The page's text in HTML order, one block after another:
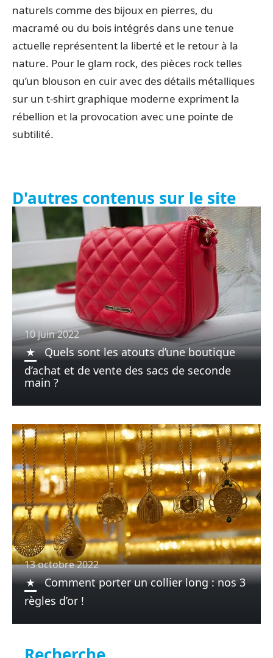
naturels comme des bijoux en pierres, du
macramé ou du bois intégrés dans une tenue
actuelle représentent la liberté et le retour à la
nature. Pour le glam rock, des pièces rock telles
qu’un blouson en cuir avec des détails métalliques
sur un t-shirt graphique moderne expriment la
rébellion et la provocation avec une pointe de
subtilité.
D'autres contenus sur le site
10 juin 2022
Quels sont les atouts d’une boutique
d’achat et de vente des sacs de seconde
main ?
13 octobre 2022
Comment porter un collier long : nos 3
règles d’or !